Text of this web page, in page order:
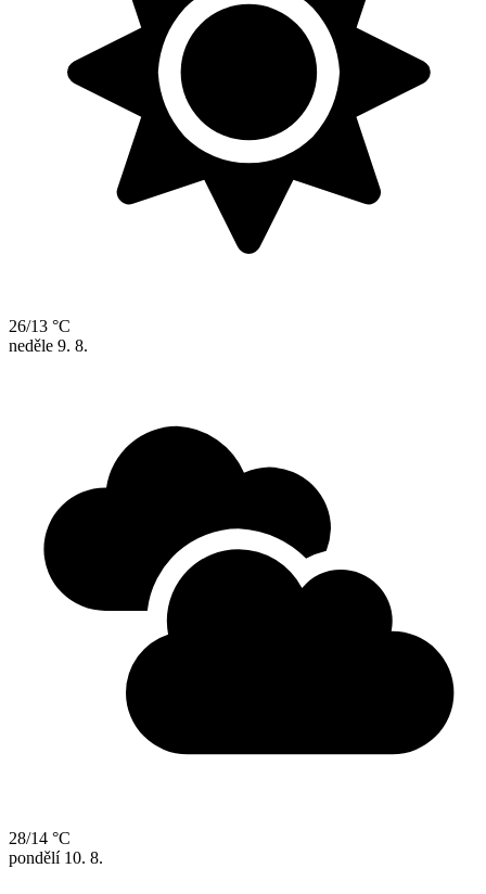
26/13 °C
neděle 9. 8.
28/14 °C
pondělí 10. 8.